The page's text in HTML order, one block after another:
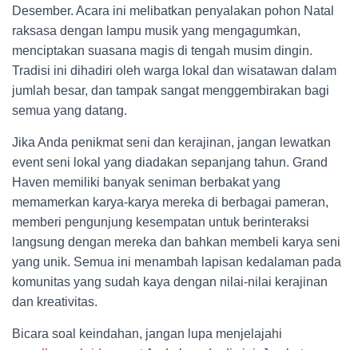
Desember. Acara ini melibatkan penyalakan pohon Natal
raksasa dengan lampu musik yang mengagumkan,
menciptakan suasana magis di tengah musim dingin.
Tradisi ini dihadiri oleh warga lokal dan wisatawan dalam
jumlah besar, dan tampak sangat menggembirakan bagi
semua yang datang.
Jika Anda penikmat seni dan kerajinan, jangan lewatkan
event seni lokal yang diadakan sepanjang tahun. Grand
Haven memiliki banyak seniman berbakat yang
memamerkan karya-karya mereka di berbagai pameran,
memberi pengunjung kesempatan untuk berinteraksi
langsung dengan mereka dan bahkan membeli karya seni
yang unik. Semua ini menambah lapisan kedalaman pada
komunitas yang sudah kaya dengan nilai-nilai kerajinan
dan kreativitas.
Bicara soal keindahan, jangan lupa menjelajahi